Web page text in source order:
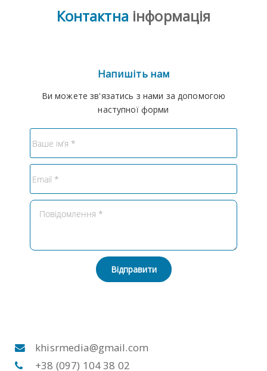
Контактна інформація
Напишіть нам
Ви можете зв'язатись з нами за допомогою
наступної форми
Відправити
khisrmedia@gmail.com
+38 (097) 104 38 02